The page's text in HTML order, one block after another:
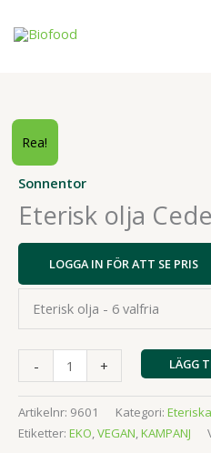
Rea!
Sonnentor
Eterisk olja
LOGGA IN FÖR ATT SE PRIS
Eterisk olja - 6 valfria
-
olja
Ceder
10
ML
+ LÄGG
Artikelnr: 9601 Kategori:
Etiketter: EKO,VEGAN,KAMPANJ